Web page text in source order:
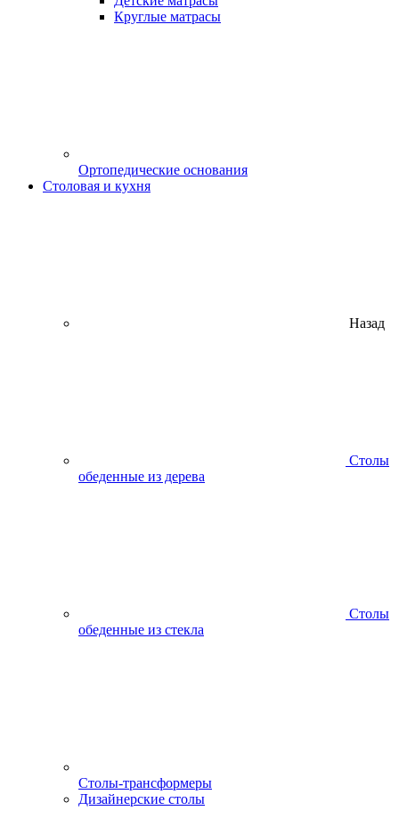
Круглые матрасы
Ортопедические основания
Столовая и кухня
Назад
Столы
обеденные из дерева
Столы
обеденные из стекла
Столы-трансформеры
Дизайнерские столы